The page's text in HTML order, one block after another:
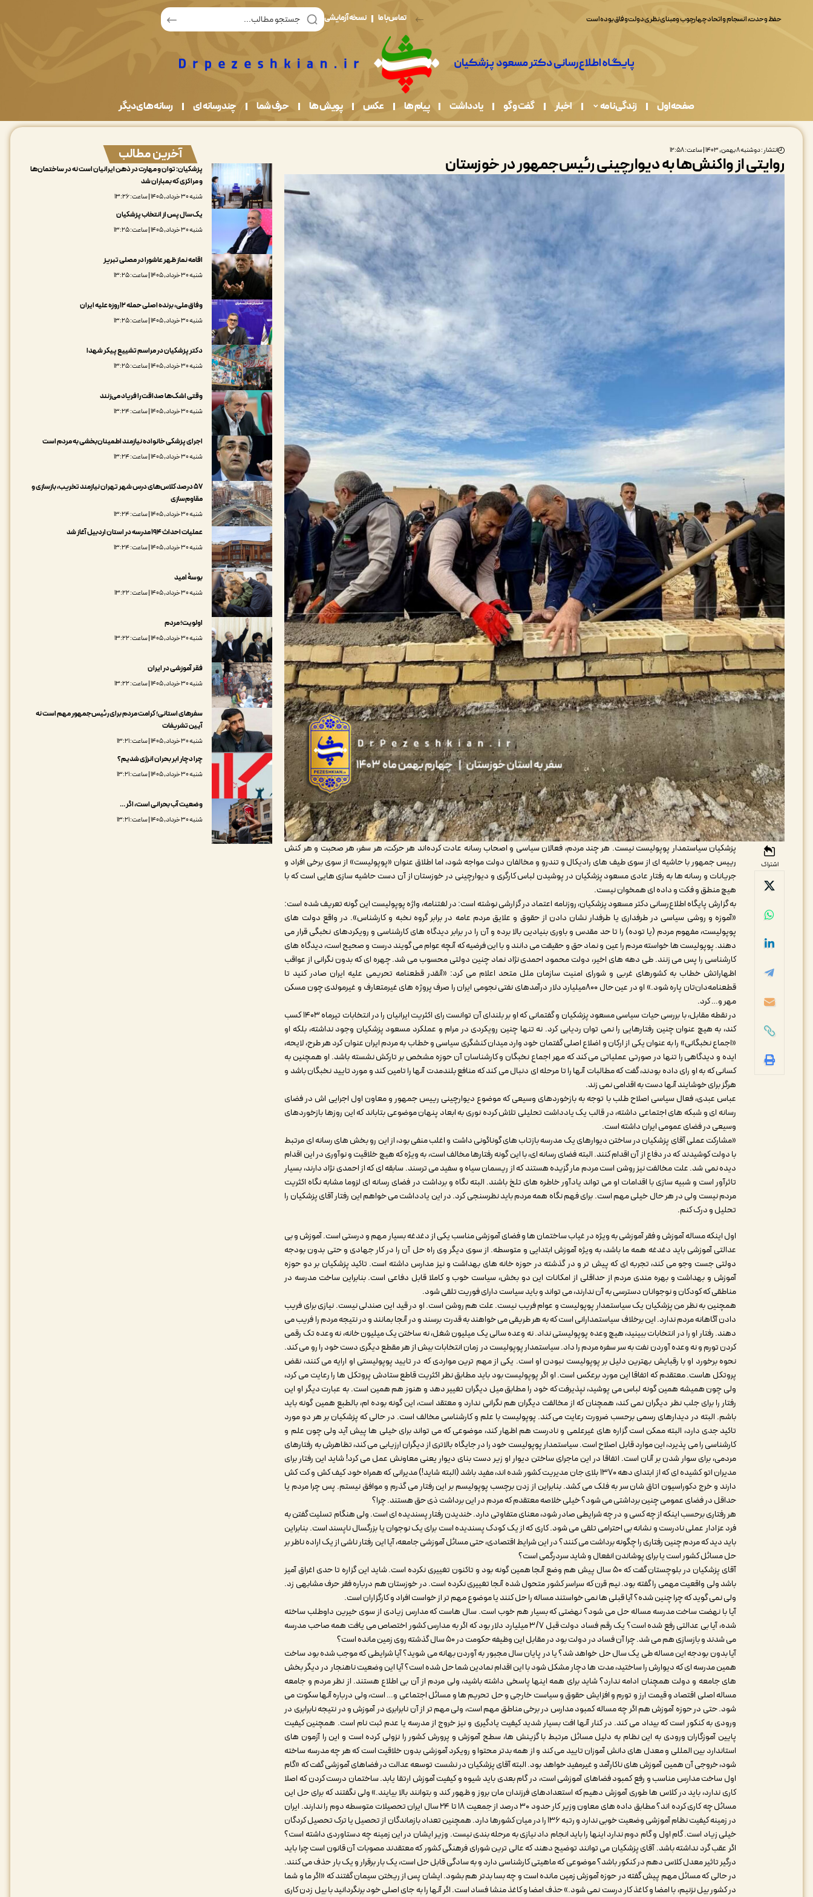
حفظ وحدت، انسجام و اتحاد چهارچوب و مبنای نظری دولت وفاق بوده است تماس با ما نسخه آزمایشی
صفحه اول زندگی نامه اخبار گفت و گو یادداشت پیام ها عکس پویش ها حرف شما چندرسانه ای رسانه های دیگر
انتشار : دوشنبه ۸ بهمن, ۱۴۰۳ | ساعت: ۱۲:۵۸
روایتی از واکنش‌ها به دیوارچینی رئیس‌جمهور در خوزستان
اشتراک
پزشکیان سیاستمدار پوپولیست نیست. هر چند مردم، فعالان سیاسی و اصحاب رسانه عادت کرده‌اند هر حرکت، هر سفر، هر صحبت و هر کنش
رییس جمهور با حاشیه ای از سوی طیف های رادیکال و تندرو و مخالفان دولت مواجه شود، اما اطلاق عنوان «پوپولیست» از سوی برخی افراد و
جریانات و رسانه ها به رفتار عادی مسعود پزشکیان در پوشیدن لباس کارگری و دیوارچینی در خوزستان از آن دست حاشیه سازی هایی است که با
هیچ منطق و فکت و داده ای همخوان نیست.
به گزارش پایگاه اطلاع‌رسانی دکتر مسعود پزشکیان، روزنامه اعتماد در گزارشی نوشته است: در لغتنامه، واژه پوپولیست این گونه تعریف شده است:
«آموزه و روشی سیاسی در طرفداری یا طرفدار نشان دادن از حقوق و علایق مردم عامه در برابر گروه نخبه و کارشناس». در واقع دولت های
پوپولیست، مفهوم مردم (یا توده) را تا حد مقدس و باوری بنیادین بالا برده و آن را در برابر دیدگاه های کارشناسی و رویکردهای نخبگی قرار می
دهند. پوپولیست ها خواسته مردم را عین و نماد حق و حقیقت می دانند و با این فرضیه که آنچه عوام می گویند درست و صحیح است، دیدگاه های
کارشناسی را پس می زنند. طی دهه های اخیر، دولت محمود احمدی نژاد نماد چنین دولتی محسوب می شد. چهره ای که بدون نگرانی از عواقب
اظهاراتش خطاب به کشورهای غربی و شورای امنیت سازمان ملل متحد اعلام می کرد: «آنقدر قطعنامه تحریمی علیه ایران صادر کنید تا
قطعنامه‌دان‌تان پاره شود.» او در عین حال ۸۰۰میلیارد دلار درآمدهای نفتی نجومی ایران را صرف پروژه های غیرمتعارف و غیرمولدی چون مسکن
مهر و… کرد.
در نقطه مقابل، با بررسی حیات سیاسی مسعود پزشکیان و گفتمانی که او بر بلندای آن توانست رای اکثریت ایرانیان را در انتخابات تیرماه ۱۴۰۳ کسب
کند، به هیچ عنوان چنین رفتارهایی را نمی توان ردیابی کرد. نه تنها چنین رویکردی در مرام و عملکرد مسعود پزشکیان وجود نداشته، بلکه او
«اجماع نخبگانی» را به عنوان یکی از ارکان و اضلاع اصلی گفتمان خود وارد میدان کنشگری سیاسی و خطاب به مردم ایران عنوان کرد هر طرح، لایحه،
ایده و دیدگاهی را تنها در صورتی عملیاتی می کند که مهر اجماع نخبگان و کارشناسان آن حوزه مشخص بر تارکش نشسته باشد. او همچنین به
کسانی که به او رای داده بودند، گفت که مطالبات آنها را تا مرحله ای دنبال می کند که منافع بلندمدت آنها را تامین کند و مورد تایید نخبگان باشد و
هرگز برای خوشایند آنها دست به اقدامی نمی زند.
عباس عبدی، فعال سیاسی اصلاح طلب با توجه به بازخوردهای وسیعی که موضوع دیوارچینی رییس جمهور و معاون اول اجرایی اش در فضای
رسانه ای و شبکه های اجتماعی داشته، در قالب یک یادداشت تحلیلی تلاش کرده نوری به ابعاد پنهان موضوعی بتاباند که این روزها بازخوردهای
وسیعی در فضای عمومی ایران داشته است.
«مشارکت عملی آقای پزشکیان در ساختن دیوارهای یک مدرسه بازتاب های گوناگونی داشت و اغلب منفی بود، از این رو بخش های رسانه ای مرتبط
با دولت کوشیدند که در دفاع از آن اقدام کنند. البته فضای رسانه ای، با این گونه رفتارها مخالف است، به ویژه که هیچ خلاقیت و نوآوری در این اقدام
دیده نمی شد. علت مخالفت نیز روشن است مردم مار گزیده هستند که از ریسمان سیاه و سفید می ترسند. سابقه ای که از احمدی نژاد دارند، بسیار
تاثرآور است و شبیه سازی با اقدامات او می تواند یادآور خاطره های تلخ باشند. البته نگاه و برداشت در فضای رسانه ای لزوما مشابه نگاه اکثریت
مردم نیست ولی در هر حال خیلی مهم است. برای فهم نگاه همه مردم باید نظرسنجی کرد. در این یادداشت می خواهم این رفتار آقای پزشکیان را
تحلیل و درک کنم.
اول اینکه مساله آموزش و فقر آموزشی به ویژه در غیاب ساختمان ها و فضای آموزشی مناسب یکی از دغدغه بسیار مهم و درستی است. آموزش و بی
عدالتی آموزشی باید دغدغه همه ما باشد، به ویژه آموزش ابتدایی و متوسطه. از سوی دیگر وی راه حل آن را در کار جهادی و حتی بدون بودجه
دولتی جست وجو می کند، تجربه ای که پیش تر و در گذشته در حوزه خانه های بهداشت و نیز مدارس داشته است. تاکید پزشکیان بر دو حوزه
آموزش و بهداشت و بهره مندی مردم از حداقلی از امکانات این دو بخش، سیاست خوب و کاملا قابل دفاعی است. بنابراین ساخت مدرسه در
مناطقی که کودکان و نوجوانان دسترسی به آن ندارند، می تواند و باید سیاست دارای فوریت تلقی شود.
همچنین به نظر من پزشکیان یک سیاستمدار پوپولیست و عوام فریب نیست. علت هم روشن است. او در قید این صندلی نیست. نیازی برای فریب
دادن آگاهانه مردم ندارد. این برخلاف سیاستمدارانی است که به هر طریقی می خواهند به قدرت برسند و در آنجا بمانند و در نتیجه مردم را فریب می
دهند. رفتار او را در انتخابات ببینید، هیچ وعده پوپولیستی نداد. نه وعده سالی یک میلیون شغل، نه ساختن یک میلیون خانه، نه وعده تک رقمی
کردن تورم و نه وعده آوردن نفت به سر سفره مردم را داد. سیاستمدار پوپولیست در زمان انتخابات بیش از هر مقطع دیگری دست خود را رو می کند.
نحوه برخورد او با رقبایش بهترین دلیل بر پوپولیست نبودن او است. یکی از مهم ترین مواردی که در تایید پوپولیستی او ارایه می کنند، نقض
پروتکل هاست. معتقدم که اتفاقا این مورد برعکس است. او اگر پوپولیست بود باید مطابق نظر اکثریت قاطع ستادش پروتکل ها را رعایت می کرد،
ولی چون همیشه همین گونه لباس می پوشید، نپذیرفت که خود را مطابق میل دیگران تغییر دهد و هنوز هم همین است. به عبارت دیگر او این
رفتار را برای جلب نظر دیگران نمی کند، همچنان که از مخالفت دیگران هم نگرانی ندارد و معتقد است، این گونه بوده ام، بالطبع همین گونه باید
باشم. البته در دیدارهای رسمی برحسب ضرورت رعایت می کند. پوپولیست با علم و کارشناسی مخالف است. در حالی که پزشکیان بر هر دو مورد
تاکید جدی دارد، البته ممکن است گزاره های غیرعلمی و نادرست هم اظهار کند، موضوعی که می تواند برای خیلی ها پیش آید ولی چون علم و
کارشناسی را می پذیرد، این موارد قابل اصلاح است. سیاستمدار پوپولیست خود را در جایگاه بالاتری از دیگران ارزیابی می کند، تظاهرش به رفتارهای
مردمی، برای سوار شدن بر آنان است. اتفاقا در این ماجرای ساختن دیوار او زیر دست بنای دیوار یعنی معاونش عمل می کرد! شاید این رفتار برای
مدیران اتو کشیده ای که از ابتدای دهه ۱۳۷۰ بلای جان مدیریت کشور شده اند، مفید باشد (البته شاید!) مدیرانی که همراه خود کیف کش و کت کش
دارند و خرج دکوراسیون اتاق شان سر به فلک می کشد. بنابراین از زدن برچسب پوپولیسم بر این رفتار می گذرم و موافق نیستم. پس چرا مردم یا
حداقل در فضای عمومی چنین برداشتی می شود؟ خیلی خلاصه معتقدم که مردم در این برداشت ذی حق هستند. چرا؟
هر رفتاری برحسب اینکه از چه کسی و در چه شرایطی صادر شود، معنای متفاوتی دارد. خندیدن رفتار پسندیده ای است. ولی هنگام تسلیت گفتن به
فرد عزادار عملی نادرست و نشانه بی احترامی تلقی می شود. کاری که از یک کودک پسندیده است برای یک نوجوان یا بزرگسال ناپسند است. بنابراین
باید دید که مردم چنین رفتاری را چگونه برداشت می کنند؟ در این شرایط اقتصادی، حتی مسائل آموزشی جامعه، آیا این رفتار ناشی از یک اراده ناظر بر
حل مسائل کشور است یا برای پوشاندن انفعال و شاید سردرگمی است؟
آقای پزشکیان در بلوچستان گفت که ۵۰ سال پیش هم وضع آنجا همین گونه بود و تاکنون تغییری نکرده است. شاید این گزاره تا حدی اغراق آمیز
باشد ولی واقعیت مهمی را گفته بود. نیم قرن که سراسر کشور متحول شده آنجا تغییری نکرده است. در خوزستان هم درباره فقر حرف مشابهی زد.
ولی نمی گوید که چرا چنین شده؟ آیا قبلی ها نمی خواستند مساله را حل کنند یا موضوع مهم تر از خواست افراد و کارگزاران است.
آیا با نهضت ساخت مدرسه مساله حل می شود؟ نهضتی که بسیار هم خوب است. سال هاست که مدارس زیادی از سوی خیرین داوطلب ساخته
شده، آیا بی عدالتی رفع شده است؟ یک رقم فساد دولت قبل ۳/۷ میلیارد دلار بود که اگر به مدارس کشور اختصاص می یافت همه صاحب مدرسه
می شدند و بازسازی هم می شد. چرا آن فساد در دولت بود در مقابل این وظیفه حکومت در ۵۰ سال گذشته روی زمین مانده است؟
آیا بدون بودجه این مساله طی یک سال حل خواهد شد؟ یا در پایان سال مجبور به آوردن بهانه می شوید؟ آیا شرایطی که موجب شده بود ساخت
همین مدرسه ای که دیوارش را ساختید، مدت ها دچار مشکل شود با این اقدام نمادین شما حل شده است؟ آیا این وضعیت ناهنجار در دیگر بخش
های جامعه و دولت همچنان ادامه ندارد؟ شاید برای همه اینها پاسخی داشته باشید، ولی مردم از آن بی اطلاع هستند. از نظر مردم و جامعه
مساله اصلی اقتصاد و قیمت ارز و تورم و افزایش حقوق و سیاست خارجی و حل تحریم ها و مسائل اجتماعی و… است، ولی درباره آنها سکوت می
شود. حتی در حوزه آموزش هم اگر چه مساله کمبود مدارس در برخی مناطق مهم است، ولی مهم تر از آن نابرابری در آموزش و در نتیجه نابرابری در
ورودی به کنکور است که بیداد می کند. در کنار آنها افت بسیار شدید کیفیت یادگیری و نیز خروج از مدرسه یا عدم ثبت نام است. همچنین کیفیت
پایین آموزگاران ورودی به این نظام به دلیل مسائل مرتبط با گزینش ها، سطح آموزش و پرورش کشور را نزولی کرده است و این را آزمون های
استاندارد بین المللی و معدل های دانش آموزان تایید می کند و از همه بدتر محتوا و رویکرد آموزشی بدون خلاقیت است که هر چه مدرسه ساخته
شود، خروجی آن همین آموزش های ناکارآمد و غیرمفید خواهد بود. البته آقای پزشکیان در نشست توسعه عدالت در فضاهای آموزشی گفت که «گام
اول ساخت مدارس مناسب و رفع کمبود فضاهای آموزشی است، در گام بعدی باید شیوه و کیفیت آموزش ارتقا یابد. ساختمان درست کردن که اصلا
کاری ندارد، باید در کلاس ها طوری آموزش دهیم که استعدادهای فرزندان مان بروز و ظهور کند و بتوانند بالا بیایند.» ولی نگفتند که برای حل این
مسائل چه کاری کرده اند؟ مطابق داده های معاون وزیر کار حدود ۳۰ درصد از جمعیت ۱۸ تا ۲۴ سال ایران تحصیلات متوسطه دوم را ندارند. ایران
در زمینه کیفیت نظام آموزشی وضعیت خوبی ندارد و رتبه ۱۳۶ را در میان کشورها دارد. همچنین تعداد بازماندگان از تحصیل یا ترک تحصیل کردگان
خیلی زیاد است. گام اول و گام دوم ندارد اینها را باید انجام داد نیازی به مرحله بندی نیست. وزیر ایشان در این زمینه چه دستاوردی داشته است؟
اگر عقب گرد نداشته باشد. آقای پزشکیان می توانند توضیح دهند که عالی ترین شورای فرهنگی کشور که معتقدند مصوبات آن قانون است چرا باید
درگیر تاثیر معدل کلاس دهم در کنکور باشد؟ موضوعی که ماهیتی کارشناسی دارد و به سادگی قابل حل است، یک بار برقرار و یک بار حذف می کنند.
در حالی که مسائل مهم پیش گفته در حوزه آموزش زمین مانده است و چه بسا بدتر هم بشود. ایشان پس از ریختن سیمان گفتند که «اگر ما و شما
در کشور بیل نزنیم، با امضا و کاغذ کار درست نمی شود.» حذف امضا و کاغذ منشا فساد است. اگر آنها را به جای اصلی خود برنگردانید با بیل زدن کاری
آخرین مطالب
پزشکیان: توان و مهارت در ذهن ایرانیان است نه در ساختمان‌ها
و مراکزی که بمباران شد
شنبه ۳۰ خرداد, ۱۴۰۵ | ساعت: ۱۳:۲۶
یک‌سال پس از انتخاب پزشکیان
شنبه ۳۰ خرداد, ۱۴۰۵ | ساعت: ۱۳:۲۵
اقامه نماز ظهر عاشورا در مصلی تبریز
شنبه ۳۰ خرداد, ۱۴۰۵ | ساعت: ۱۳:۲۵
وفاق ملی، ‌برنده اصلی حمله ۱۲ روزه علیه ایران
شنبه ۳۰ خرداد, ۱۴۰۵ | ساعت: ۱۳:۲۵
دکتر پزشکیان در مراسم تشییع پیکر شهدا
شنبه ۳۰ خرداد, ۱۴۰۵ | ساعت: ۱۳:۲۵
وقتی اشک‌ها صداقت را فریاد می‌زنند
شنبه ۳۰ خرداد, ۱۴۰۵ | ساعت: ۱۳:۲۴
اجرای پزشکی خانواده نیازمند اطمینان‌بخشی به مردم است
شنبه ۳۰ خرداد, ۱۴۰۵ | ساعت: ۱۳:۲۴
۵۷ درصد کلاس‌های درس شهر تهران نیازمند تخریب، بازسازی و
مقاوم‌سازی
شنبه ۳۰ خرداد, ۱۴۰۵ | ساعت: ۱۳:۲۴
عملیات احداث ۱۹۴ مدرسه در استان اردبیل آغاز شد
شنبه ۳۰ خرداد, ۱۴۰۵ | ساعت: ۱۳:۲۴
بوسۀ امید
شنبه ۳۰ خرداد, ۱۴۰۵ | ساعت: ۱۳:۲۲
اولویت؛ مردم
شنبه ۳۰ خرداد, ۱۴۰۵ | ساعت: ۱۳:۲۲
فقر آموزشی در ایران
شنبه ۳۰ خرداد, ۱۴۰۵ | ساعت: ۱۳:۲۲
سفرهای استانی؛ کرامت مردم برای رئیس‌جمهور مهم است نه
آیین تشریفات
شنبه ۳۰ خرداد, ۱۴۰۵ | ساعت: ۱۳:۲۱
چرا دچار ابر بحران انرژی شدیم؟
شنبه ۳۰ خرداد, ۱۴۰۵ | ساعت: ۱۳:۲۱
وضعیت آب بحرانی است، اگر …
شنبه ۳۰ خرداد, ۱۴۰۵ | ساعت: ۱۳:۲۱